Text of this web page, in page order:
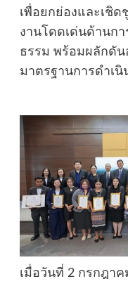
เพื่อยกย่องและเชิ
งานโดดเด่นด้านก
ธรรม พร้อมผลักดัน
มาตรฐานการดำเนิ
เมื่อวันที่ 2 กรกฎาค